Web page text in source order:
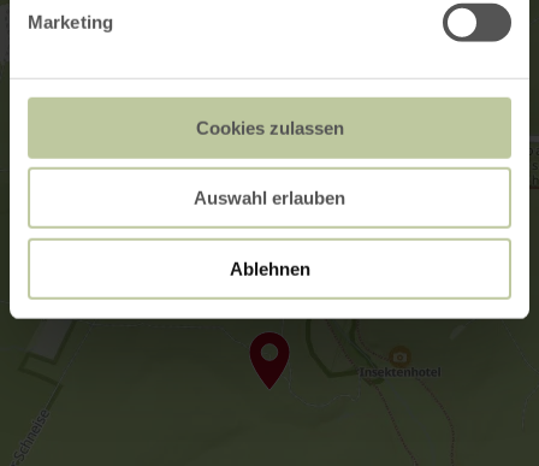
Marketing
Cookies zulassen
Auswahl erlauben
Ablehnen